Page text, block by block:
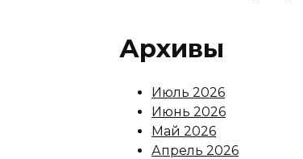
Архивы
Июль 2026
Июнь 2026
Май 2026
Апрель 2026